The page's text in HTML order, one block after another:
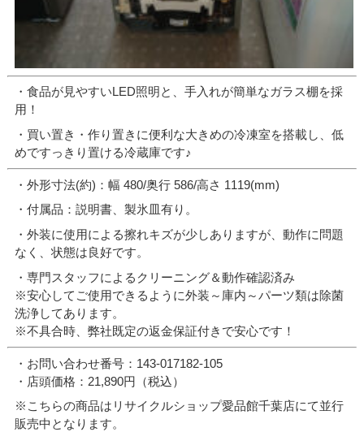
・食品が見やすいLED照明と、手入れが簡単なガラス棚を採
用！
・買い置き・作り置きに便利な大きめの冷凍室を搭載し、低
めですっきり置ける冷蔵庫です♪
・外形寸法(約)：幅 480/奥行 586/高さ 1119(mm)
・付属品：説明書、製氷皿有り。
・外装に使用による擦れキズが少しありますが、動作に問題
なく、状態は良好です。
・専門スタッフによるクリーニング＆動作確認済み
※安心してご使用できるように外装～庫内～パーツ類は除菌
洗浄してあります。
※不具合時、弊社既定の返金保証付きで安心です！
・お問い合わせ番号：143-017182-105
・店頭価格：21,890円（税込）
※こちらの商品はリサイクルショップ愛品館千葉店にて並行
販売中となります。